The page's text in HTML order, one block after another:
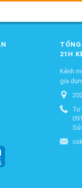
21H
Kênh
gia
Tư